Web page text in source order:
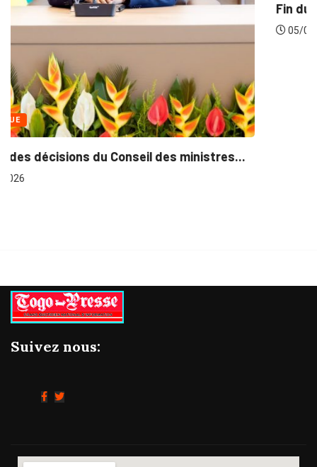
Fin du programme CIPCC 2026 de la...
Suivez nous: